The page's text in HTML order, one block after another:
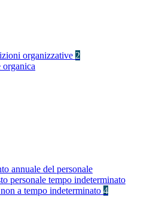
organizzative 2
annuale del personale
personale tempo indeterminato
a tempo indeterminato 4